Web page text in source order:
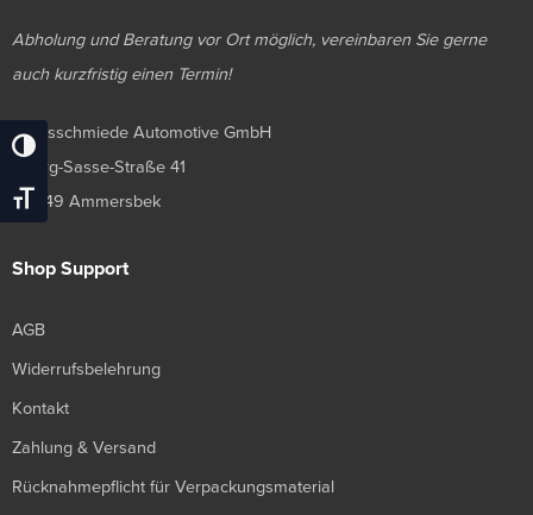
Umschalten Auf Hohe Kontraste
Schrift Vergrößern
Abholung und Beratung vor Ort möglich, vereinbaren Sie gerne
auch kurzfristig einen Termin!
Luxusschmiede Automotive GmbH
Georg-Sasse-Straße 41
22949 Ammersbek
Shop Support
AGB
Widerrufsbelehrung
Kontakt
Zahlung & Versand
Rücknahmepflicht für Verpackungsmaterial